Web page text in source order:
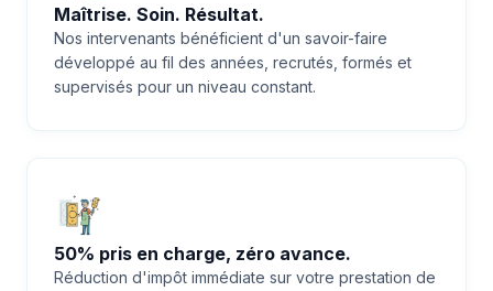
Maîtrise. Soin. Résultat.
Nos intervenants bénéficient d'un savoir-faire
développé au fil des années, recrutés, formés et
supervisés pour un niveau constant.
50% pris en charge, zéro avance.
Réduction d'impôt immédiate sur votre prestation de